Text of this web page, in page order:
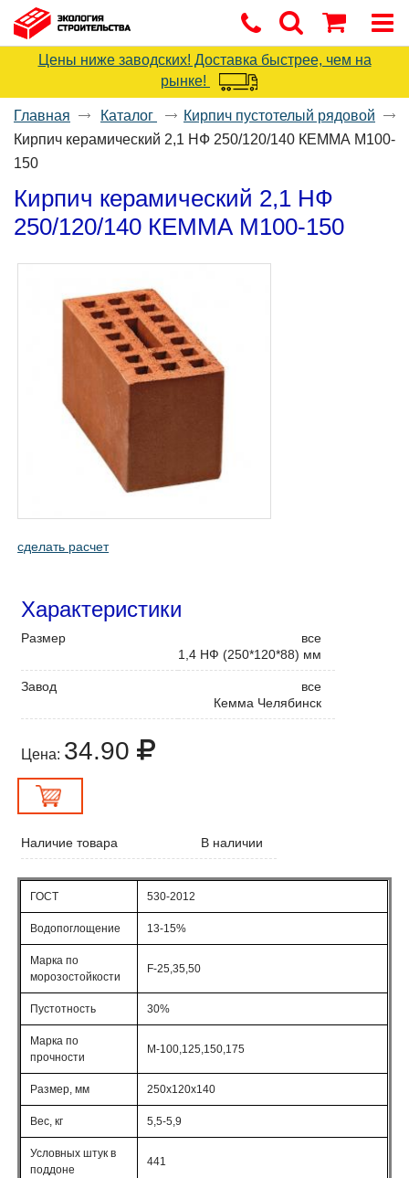
Цены ниже заводских! Доставка быстрее, чем на
рынке!
Главная Каталог
Кирпич пустотелый рядовой
Кирпич керамический 2,1 НФ 250/120/140 КЕММА М100-
150
Кирпич керамический 2,1 НФ
250/120/140 КЕММА М100-150
сделать расчет
Характеристики
Размер
все
1,4 НФ (250*120*88) мм
Завод
все
Кемма Челябинск
Цена: 34.90
Наличие товара В наличии
ГОСТ 530-2012
Водопоглощение 13-15%
Марка по
морозостойкости
F-25,35,50
Пустотность 30%
Марка по
прочности
М-100,125,150,175
Размер, мм 250х120х140
Вес, кг 5,5-5,9
Условных штук в
поддоне
441